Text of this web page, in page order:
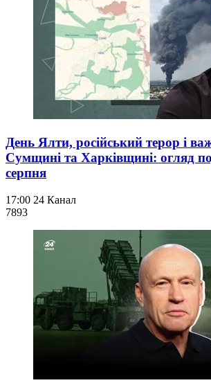
День Ялти, російський терор і
Сумщині та Харківщині: огляд
серпня
17:00 24 Канал
7893